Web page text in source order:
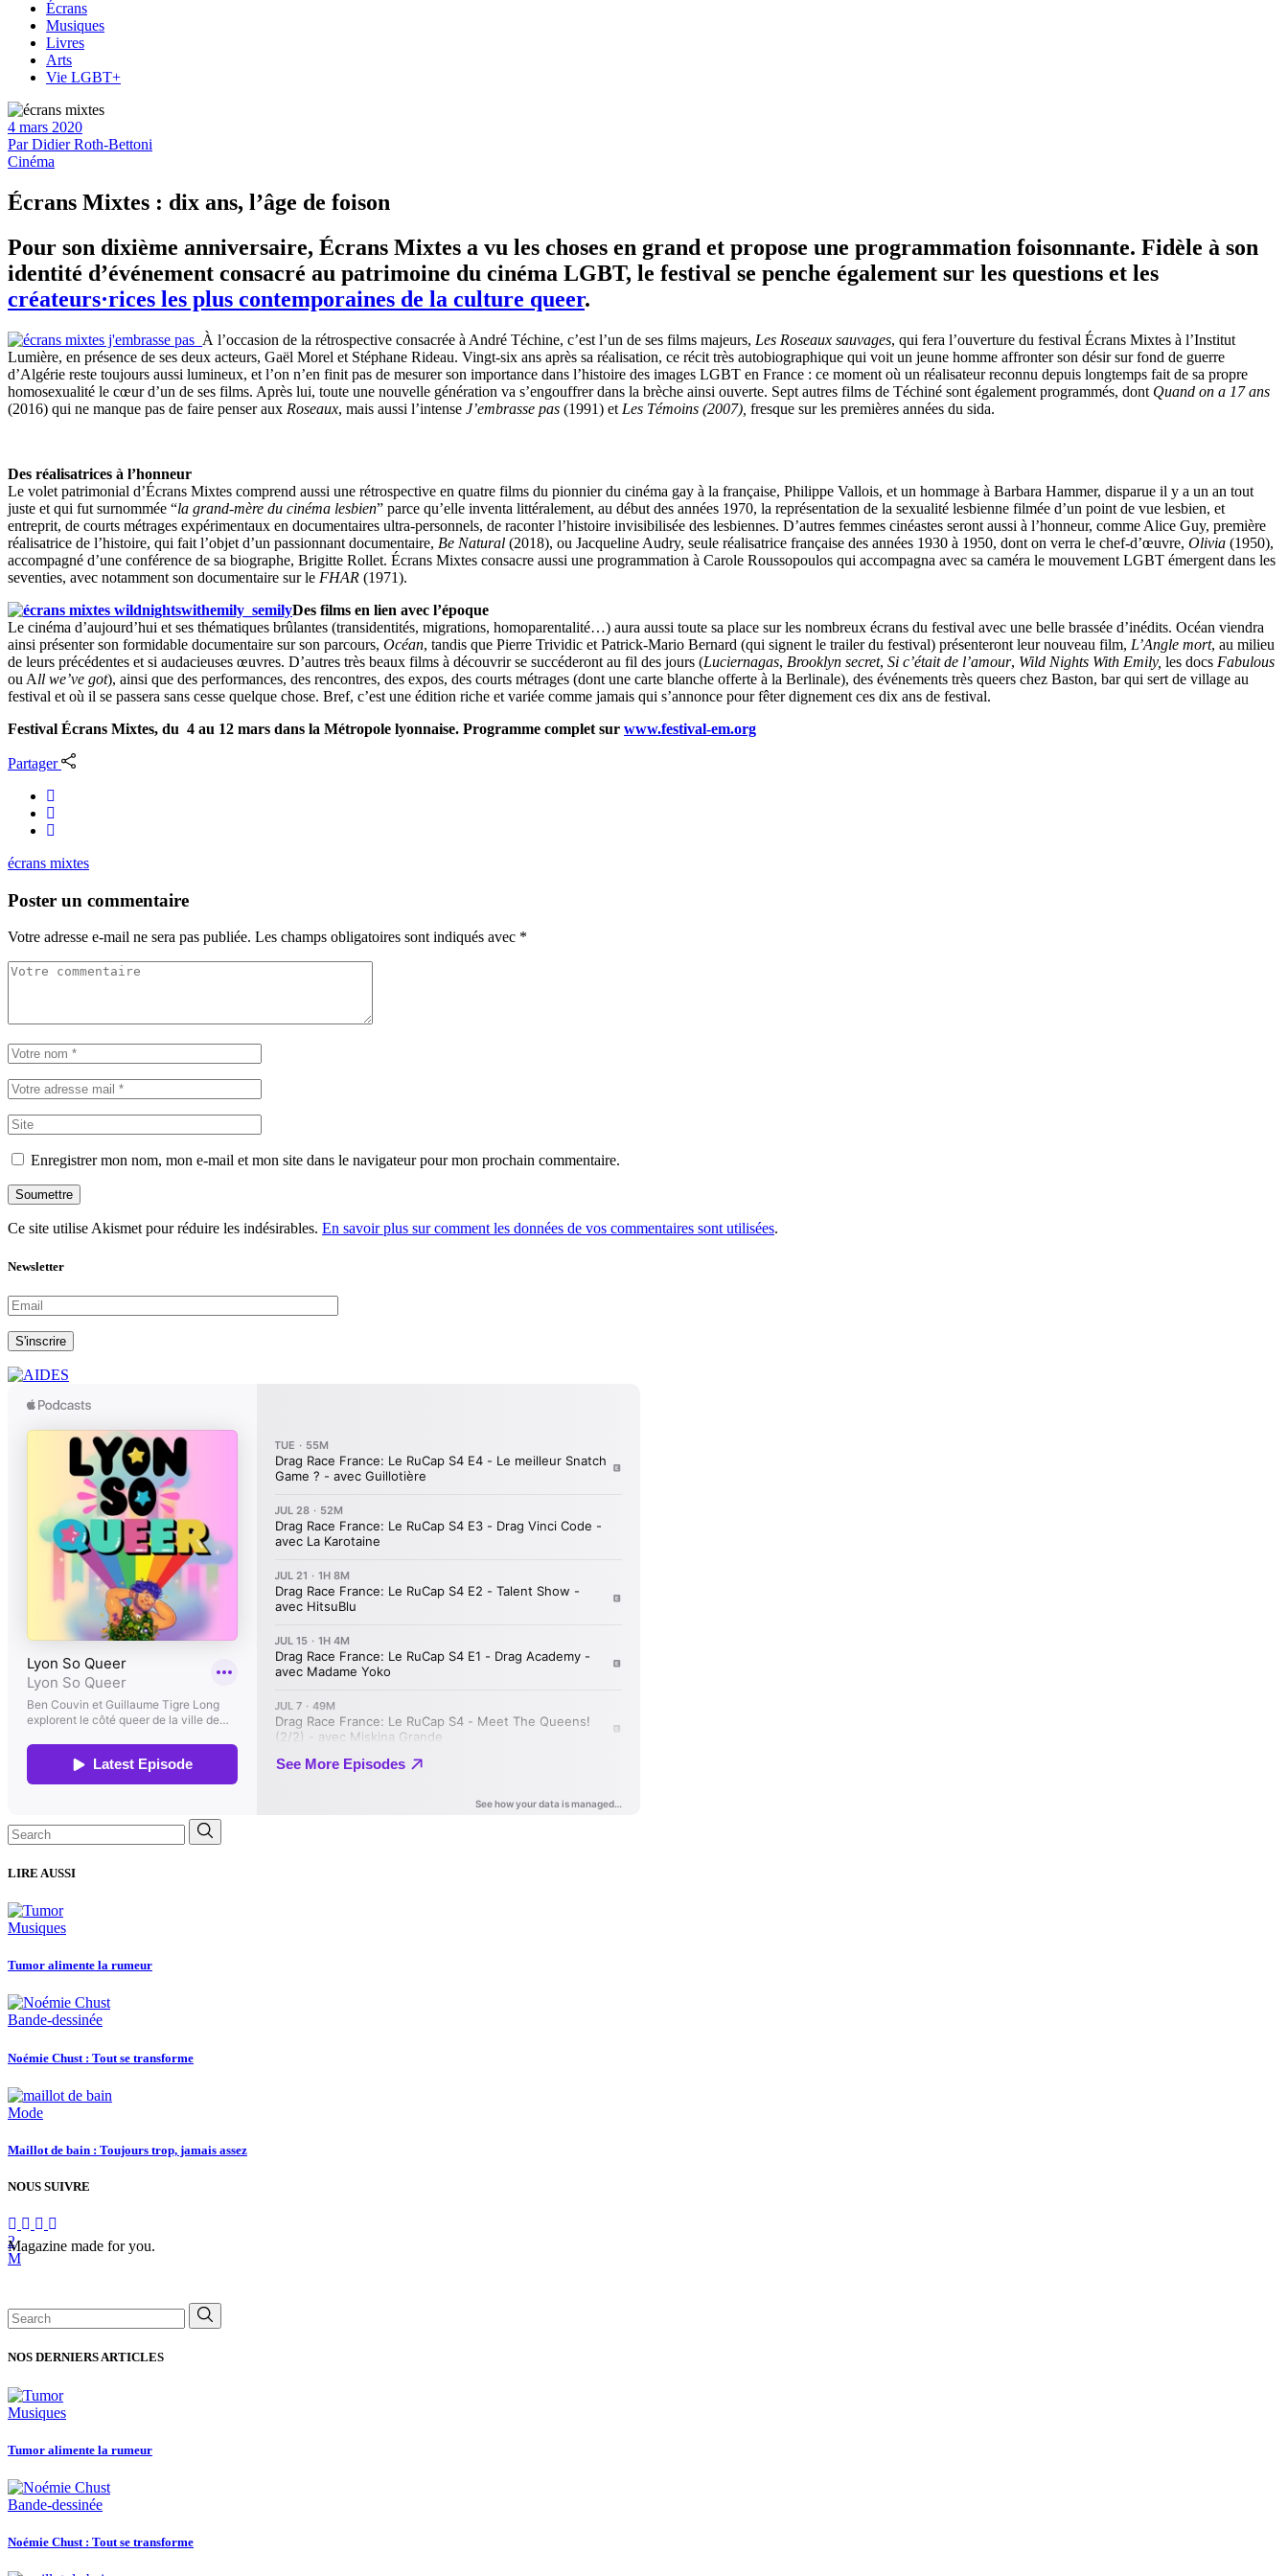
Écrans
Musiques
Livres
Arts
Vie LGBT+
4 mars 2020
ParDidier Roth-Bettoni
Cinéma
Écrans Mixtes : dix ans, l’âge de foison
Pour son dixième anniversaire, Écrans Mixtes a vu les choses en grand et propose une programmation foisonnante. Fidèle à son
identité d’événement consacré au patrimoine du cinéma LGBT, le festival se penche également sur les questions et les
créateurs·rices les plus contemporaines de la culture queer.
À l’occasion de la rétrospective consacrée à André Téchine, c’est l’un de ses films majeurs, Les Roseaux sauvages, qui fera l’ouverture du festival Écrans Mixtes à l’Institut
Lumière, en présence de ses deux acteurs, Gaël Morel et Stéphane Rideau. Vingt-six ans après sa réalisation, ce récit très autobiographique qui voit un jeune homme affronter son désir sur fond de guerre
d’Algérie reste toujours aussi lumineux, et l’on n’en finit pas de mesurer son importance dans l’histoire des images LGBT en France : ce moment où un réalisateur reconnu depuis longtemps fait de sa propre
homosexualité le cœur d’un de ses films. Après lui, toute une nouvelle génération va s’engouffrer dans la brèche ainsi ouverte. Sept autres films de Téchiné sont également programmés, dont Quand on a 17 ans
(2016) qui ne manque pas de faire penser aux Roseaux, mais aussi l’intense J’embrasse pas (1991) et Les Témoins (2007), fresque sur les premières années du sida.
Des réalisatrices à l’honneur
Le volet patrimonial d’Écrans Mixtes comprend aussi une rétrospective en quatre films du pionnier du cinéma gay à la française, Philippe Vallois, et un hommage à Barbara Hammer, disparue il y a un an tout
juste et qui fut surnommée “la grand-mère du cinéma lesbien” parce qu’elle inventa littéralement, au début des années 1970, la représentation de la sexualité lesbienne filmée d’un point de vue lesbien, et
entreprit, de courts métrages expérimentaux en documentaires ultra-personnels, de raconter l’histoire invisibilisée des lesbiennes. D’autres femmes cinéastes seront aussi à l’honneur, comme Alice Guy, première
réalisatrice de l’histoire, qui fait l’objet d’un passionnant documentaire, Be Natural (2018), ou Jacqueline Audry, seule réalisatrice française des années 1930 à 1950, dont on verra le chef-d’œuvre, Olivia (1950),
accompagné d’une conférence de sa biographe, Brigitte Rollet. Écrans Mixtes consacre aussi une programmation à Carole Roussopoulos qui accompagna avec sa caméra le mouvement LGBT émergent dans les
seventies, avec notamment son documentaire sur le FHAR (1971).
Des films en lien avec l’époque
Le cinéma d’aujourd’hui et ses thématiques brûlantes (transidentités, migrations, homoparentalité…) aura aussi toute sa place sur les nombreux écrans du festival avec une belle brassée d’inédits. Océan viendra
ainsi présenter son formidable documentaire sur son parcours, Océan, tandis que Pierre Trividic et Patrick-Mario Bernard (qui signent le trailer du festival) présenteront leur nouveau film, L’Angle mort, au milieu
de leurs précédentes et si audacieuses œuvres. D’autres très beaux films à découvrir se succéderont au fil des jours (Luciernagas, Brooklyn secret, Si c’était de l’amour, Wild Nights With Emily, les docs Fabulous
ou All we’ve got), ainsi que des performances, des rencontres, des expos, des courts métrages (dont une carte blanche offerte à la Berlinale), des événements très queers chez Baston, bar qui sert de village au
festival et où il se passera sans cesse quelque chose. Bref, c’est une édition riche et variée comme jamais qui s’annonce pour fêter dignement ces dix ans de festival.
Festival Écrans Mixtes, du 4 au 12 mars dans la Métropole lyonnaise. Programme complet sur www.festival-em.org
Partager
écrans mixtes
Poster un commentaire
Votre adresse e-mail ne sera pas publiée. Les champs obligatoires sont indiqués avec *
Enregistrer mon nom, mon e-mail et mon site dans le navigateur pour mon prochain commentaire.
Soumettre
Ce site utilise Akismet pour réduire les indésirables. En savoir plus sur comment les données de vos commentaires sont utilisées.
Newsletter
S'inscrire
Search
for:
LIRE AUSSI
Musiques
Tumor alimente la rumeur
Bande-dessinée
Noémie Chust : Tout se transforme
Mode
Maillot de bain : Toujours trop, jamais assez
NOUS SUIVRE
Magazine made for you.
Search
for:
NOS DERNIERS ARTICLES
Musiques
Tumor alimente la rumeur
Bande-dessinée
Noémie Chust : Tout se transforme